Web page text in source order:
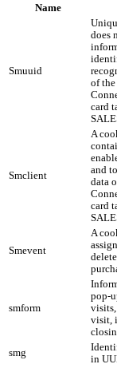
Name
Smuuid
does
of
card
Smclient
A
and
data
card
Smevent
A
smform
pop-
visits,
visit,
smg
in